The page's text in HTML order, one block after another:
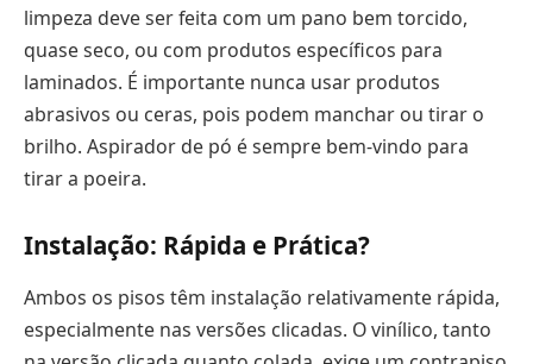
limpeza deve ser feita com um pano bem torcido,
quase seco, ou com produtos específicos para
laminados. É importante nunca usar produtos
abrasivos ou ceras, pois podem manchar ou tirar o
brilho. Aspirador de pó é sempre bem-vindo para
tirar a poeira.
Instalação: Rápida e Prática?
Ambos os pisos têm instalação relativamente rápida,
especialmente nas versões clicadas. O vinílico, tanto